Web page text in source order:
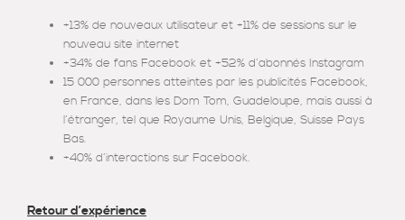
+13% de nouveaux utilisateur et +11% de sessions sur le
nouveau site internet
+34% de fans Facebook et +52% d’abonnés Instagram
15 000 personnes atteintes par les publicités Facebook,
en France, dans les Dom Tom, Guadeloupe, mais aussi à
l’étranger, tel que Royaume Unis, Belgique, Suisse Pays
Bas.
+40% d’interactions sur Facebook.
Retour d’expérience